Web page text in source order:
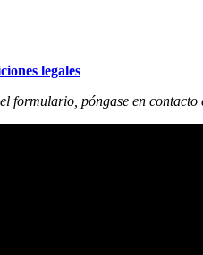
legales
formulario, póngase en